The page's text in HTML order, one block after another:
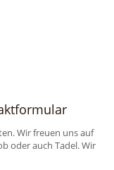
Wir freuen uns auf
oder auch Tadel. Wir